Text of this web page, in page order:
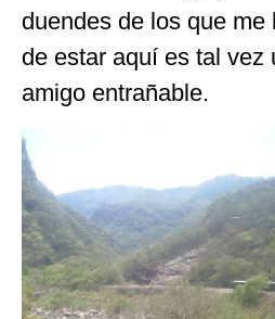
duendes de los que
de estar aquí es tal vez
amigo entrañable.